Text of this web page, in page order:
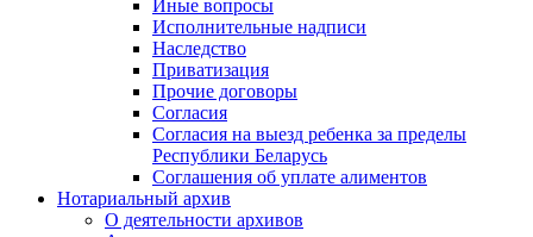
Иные вопросы
Исполнительные надписи
Наследство
Приватизация
Прочие договоры
Согласия
Согласия на выезд ребенка за пределы
Республики Беларусь
Соглашения об уплате алиментов
Нотариальный архив
О деятельности архивов